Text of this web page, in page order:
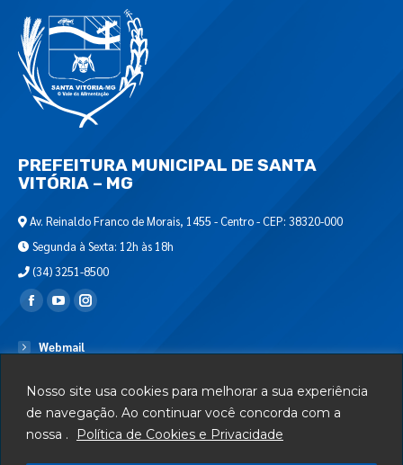
Nosso site usa cookies para melhorar a sua experiência
de navegação. Ao continuar você concorda com a
nossa .
Política de Cookies e Privacidade
PREFEITURA MUNICIPAL DE SANTA
VITÓRIA – MG
Av. Reinaldo Franco de Morais, 1455 - Centro - CEP: 38320-000
Segunda à Sexta: 12h às 18h
(34) 3251-8500
Encontre-nos em:
Webmail
Serviços
Telefones Úteis